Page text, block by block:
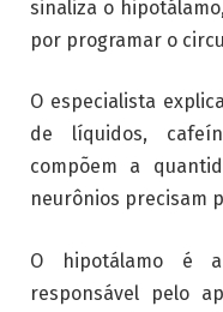
sinaliza o
por programar o
O especialista
de líquidos,
compõem a
neurônios precisam
O hipotálamo é
responsável pelo